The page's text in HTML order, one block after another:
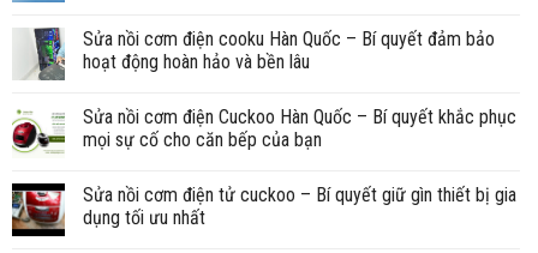
Sửa nồi cơm điện cooku Hàn Quốc – Bí quyết đảm bảo
hoạt động hoàn hảo và bền lâu
Sửa nồi cơm điện Cuckoo Hàn Quốc – Bí quyết khắc phục
mọi sự cố cho căn bếp của bạn
Sửa nồi cơm điện tử cuckoo – Bí quyết giữ gìn thiết bị gia
dụng tối ưu nhất